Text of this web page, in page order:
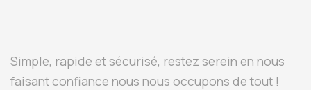
Simple, rapide et sécurisé, restez serein en nous
faisant confiance nous nous occupons de tout !